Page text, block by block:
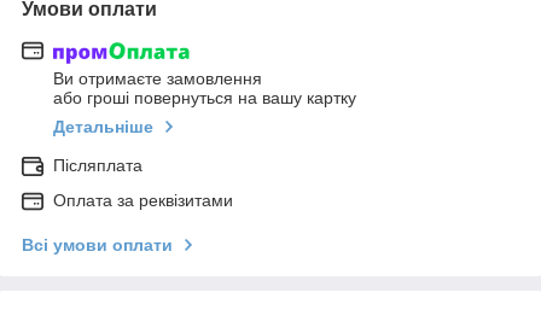
Умови оплати
Ви отримаєте замовлення
або гроші повернуться на вашу картку
Детальніше
Післяплата
Оплата за реквізитами
Всі умови оплати